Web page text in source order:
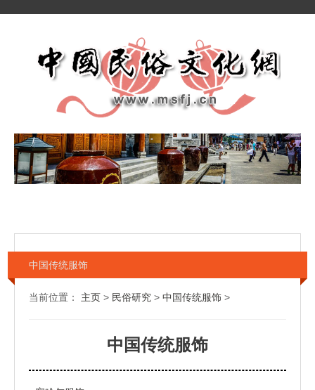
中国传统服饰
当前位置： 主页 > 民俗研究 > 中国传统服饰 >
中国传统服饰